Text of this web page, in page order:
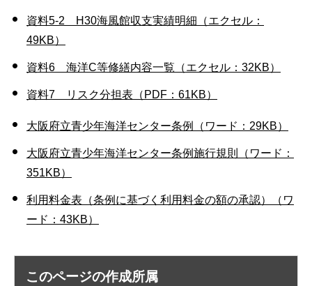
資料5-2 H30海風館収支実績明細（エクセル：
49KB）
資料6 海洋C等修繕内容一覧（エクセル：32KB）
資料7 リスク分担表（PDF：61KB）
大阪府立青少年海洋センター条例（ワード：29KB）
大阪府立青少年海洋センター条例施行規則（ワード：
351KB）
利用料金表（条例に基づく利用料金の額の承認）（ワ
ード：43KB）
このページの作成所属